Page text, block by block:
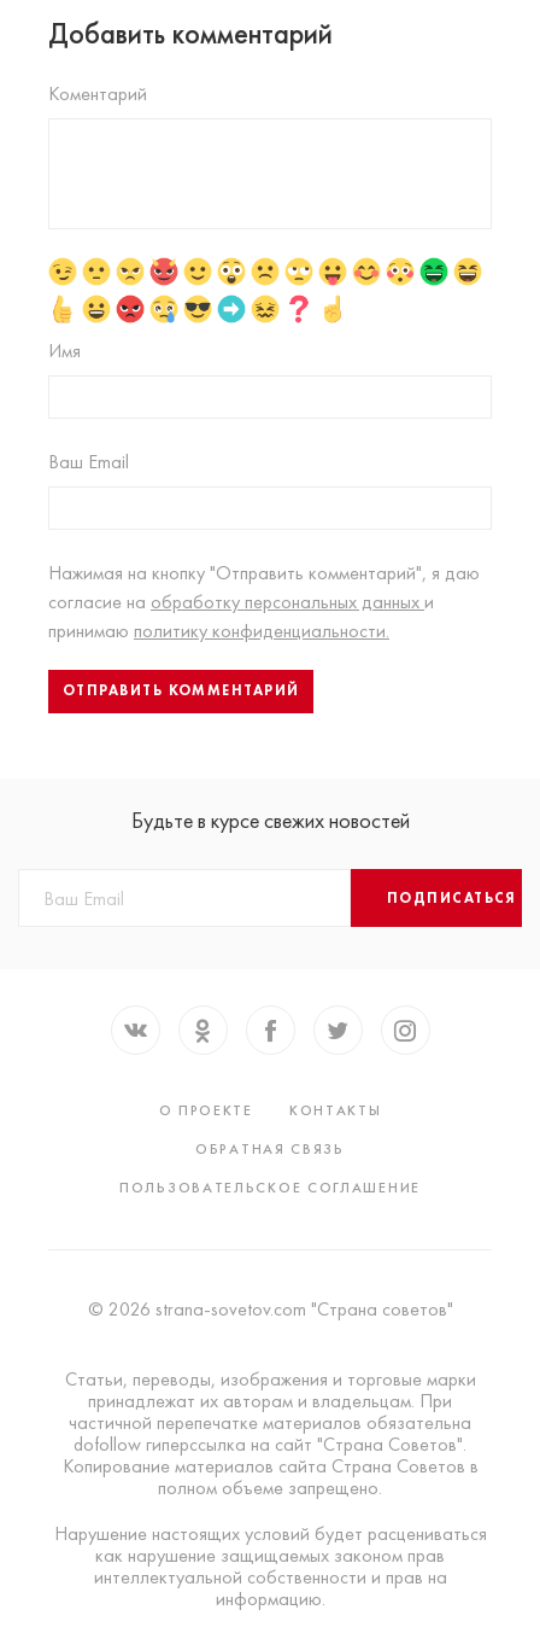
Добавить комментарий
Коментарий
Имя
Ваш Email
Нажимая на кнопку "Отправить комментарий", я даю
согласие на обработку персональных данных и
принимаю политику конфиденциальности.
Будьте в курсе свежих новостей
ПОДПИСАТЬСЯ
О ПРОЕКТЕ
КОНТАКТЫ
ОБРАТНАЯ СВЯЗЬ
ПОЛЬЗОВАТЕЛЬСКОЕ СОГЛАШЕНИЕ
© 2026 strana-sovetov.com "Страна советов"
Статьи, переводы, изображения и торговые марки
принадлежат их авторам и владельцам. При
частичной перепечатке материалов обязательна
dofollow гиперссылка на сайт "Страна Советов".
Копирование материалов сайта Страна Советов в
полном объеме запрещено.
Нарушение настоящих условий будет расцениваться
как нарушение защищаемых законом прав
интеллектуальной собственности и прав на
информацию.